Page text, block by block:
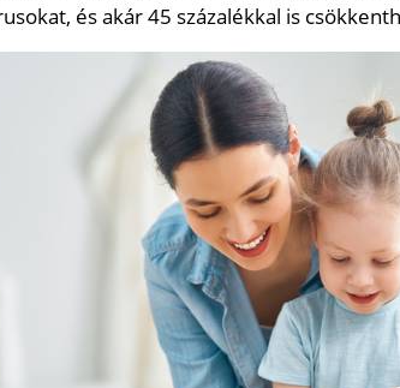
és akár 45 százalékkal is